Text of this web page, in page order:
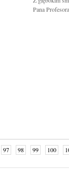
Pana
97 98 99 100